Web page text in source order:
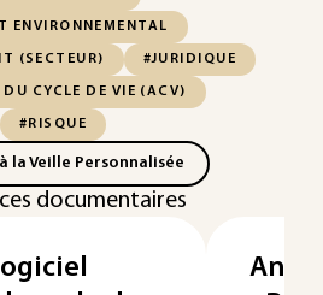
ENVIRONNEMENTAL
(SECTEUR) #JURIDIQUE
DU CYCLE DE VIE (ACV)
#RISQUE
la Veille Personnalisée
documentaires